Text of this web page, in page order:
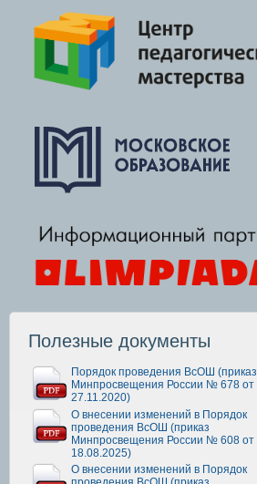
Полезные документы
Порядок проведения ВсОШ (приказ
Минпросвещения России № 678 от
27.11.2020)
О внесении изменений в Порядок
проведения ВсОШ (приказ
Минпросвещения России № 608 от
18.08.2025)
О внесении изменений в Порядок